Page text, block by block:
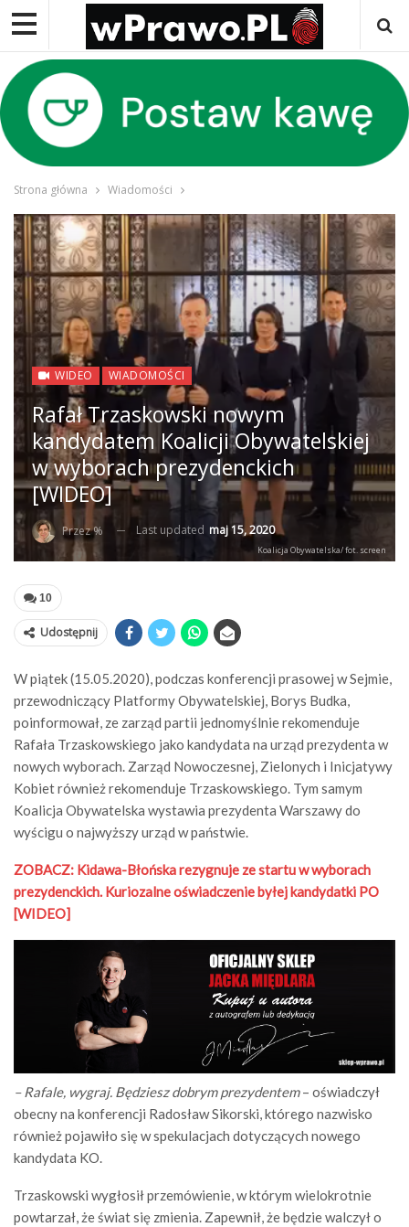
Strona główna Wiadomości
WIDEO WIADOMOŚCI
Rafał Trzaskowski nowym
kandydatem Koalicji Obywatelskiej
w wyborach prezydenckich
[WIDEO]
Przez % Last updated maj 15, 2020
Koalicja Obywatelska/ fot. screen
10
Udostępnij
W piątek (15.05.2020), podczas konferencji prasowej w Sejmie,
przewodniczący Platformy Obywatelskiej, Borys Budka,
poinformował, ze zarząd partii jednomyślnie rekomenduje
Rafała Trzaskowskiego jako kandydata na urząd prezydenta w
nowych wyborach. Zarząd Nowoczesnej, Zielonych i Inicjatywy
Kobiet również rekomenduje Trzaskowskiego. Tym samym
Koalicja Obywatelska wystawia prezydenta Warszawy do
wyścigu o najwyższy urząd w państwie.
ZOBACZ: Kidawa-Błońska rezygnuje ze startu w wyborach
prezydenckich. Kuriozalne oświadczenie byłej kandydatki PO
[WIDEO]
– Rafale, wygraj. Będziesz dobrym prezydentem– oświadczył
obecny na konferencji Radosław Sikorski, którego nazwisko
również pojawiło się w spekulacjach dotyczących nowego
kandydata KO.
Trzaskowski wygłosił przemówienie, w którym wielokrotnie
powtarzał, że świat się zmienia. Zapewnił, że będzie walczył o